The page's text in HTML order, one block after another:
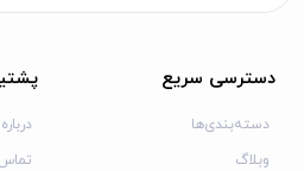
دسترسی سریع
دسته‌بندی‌ها
وبلاگ
تماس